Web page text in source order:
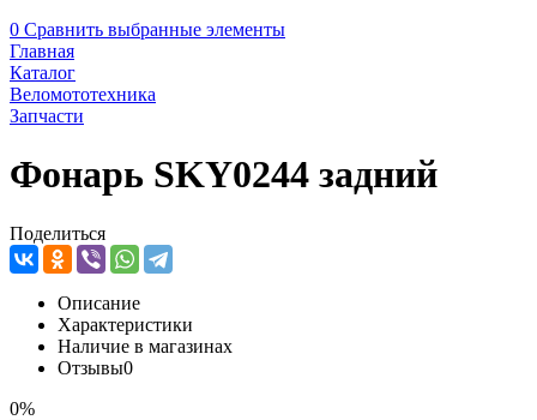
0 Сравнить выбранные элементы
Главная
Каталог
Веломототехника
Запчасти
Фонарь SKY0244 задний
Поделиться
Описание
Характеристики
Наличие в магазинах
Отзывы0
0%